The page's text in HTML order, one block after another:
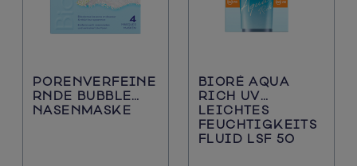
PORENVERFEINE
RNDE BUBBLE
NASENMASKE
BIORÉ AQUA
RICH UV
LEICHTES
FEUCHTIGKEITS
FLUID LSF 50